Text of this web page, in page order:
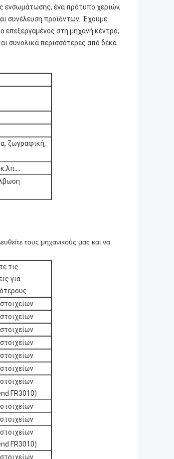
ενσωμάτωσης, ένα πρότυπο χεριών,
συνέλευση προϊόντων. Έχουμε
επεξεργαμένος στη μηχανή κέντρο,
συνολικά περισσότερες από δέκα
ζωγραφική,
κ.λπ….
τους μηχανικούς μας και να
τις
για
FR3010)
FR3010)